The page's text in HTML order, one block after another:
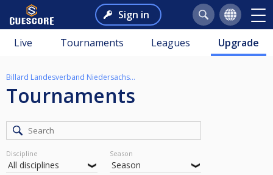
Sign in
Live Tournaments Leagues Upgrade
Billard Landesverband Niedersachsen
Tournaments
Discipline Season